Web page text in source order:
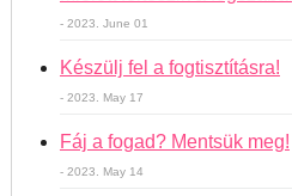
- 2023. June 01
Készülj fel a fogtisztításra!
- 2023. May 17
Fáj a fogad? Mentsük meg!
- 2023. May 14